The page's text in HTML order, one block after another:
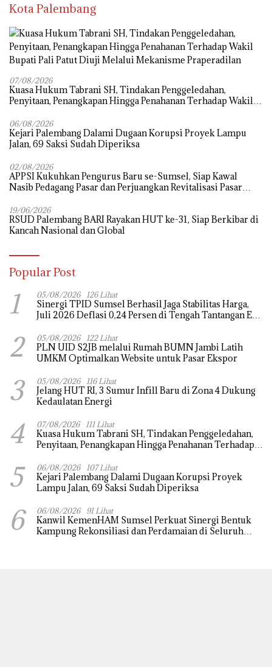
Kota Palembang
07/08/2026
‎Kuasa Hukum Tabrani SH, Tindakan Penggeledahan,
Penyitaan, Penangkapan Hingga Penahanan Terhadap Wakil
06/08/2026
Kejari Palembang Dalami Dugaan Korupsi Proyek Lampu
Jalan, 69 Saksi Sudah Diperiksa
02/08/2026
APPSI Kukuhkan Pengurus Baru se-Sumsel, Siap Kawal
Nasib Pedagang Pasar dan Perjuangkan Revitalisasi Pasar
19/06/2026
RSUD Palembang BARI Rayakan HUT ke-31, Siap Berkibar di
Kancah Nasional dan Global
Popular Post
1 05/08/2026 126 Lihat
Sinergi TPID Sumsel Berhasil Jaga Stabilitas Harga,
Juli 2026 Deflasi 0,24 Persen di Tengah Tantangan El
2 05/08/2026 122 Lihat
PLN UID S2JB melalui Rumah BUMN Jambi Latih
UMKM Optimalkan Website untuk Pasar Ekspor
3 05/08/2026 116 Lihat
Jelang HUT RI, 3 Sumur Infill Baru di Zona 4 Dukung
Kedaulatan Energi
4 07/08/2026 111 Lihat
‎Kuasa Hukum Tabrani SH, Tindakan Penggeledahan,
Penyitaan, Penangkapan Hingga Penahanan Terhadap
Praperadilan
5 06/08/2026 107 Lihat
Kejari Palembang Dalami Dugaan Korupsi Proyek
Lampu Jalan, 69 Saksi Sudah Diperiksa
6 06/08/2026 91 Lihat
Kanwil KemenHAM Sumsel Perkuat Sinergi Bentuk
Kampung Rekonsiliasi dan Perdamaian di Seluruh